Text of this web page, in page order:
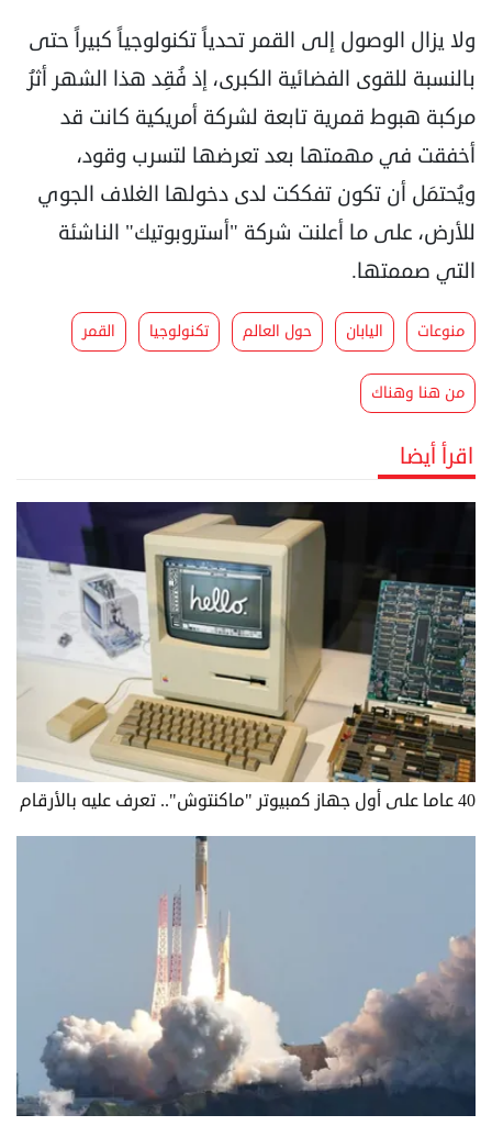
ولا يزال الوصول إلى القمر تحدياً تكنولوجياً كبيراً حتى
بالنسبة للقوى الفضائية الكبرى، إذ فُقِد هذا الشهر أثرُ
مركبة هبوط قمرية تابعة لشركة أمريكية كانت قد
أخفقت في مهمتها بعد تعرضها لتسرب وقود،
ويُحتمَل أن تكون تفككت لدى دخولها الغلاف الجوي
للأرض، على ما أعلنت شركة "أستروبوتيك" الناشئة
التي صممتها.
منوعات اليابان حول العالم تكنولوجيا القمر
من هنا وهناك
اقرأ أيضا
40 عاما على أول جهاز كمبيوتر "ماكنتوش".. تعرف عليه بالأرقام